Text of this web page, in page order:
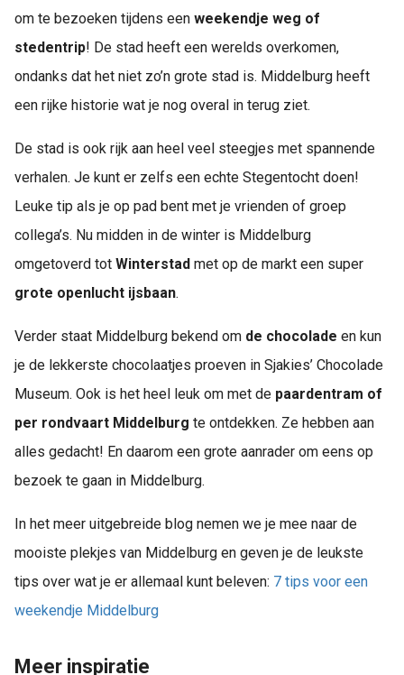
om te bezoeken tijdens een weekendje weg of
stedentrip! De stad heeft een werelds overkomen,
ondanks dat het niet zo’n grote stad is. Middelburg heeft
een rijke historie wat je nog overal in terug ziet.
De stad is ook rijk aan heel veel steegjes met spannende
verhalen. Je kunt er zelfs een echte Stegentocht doen!
Leuke tip als je op pad bent met je vrienden of groep
collega’s. Nu midden in de winter is Middelburg
omgetoverd tot Winterstad met op de markt een super
grote openlucht ijsbaan.
Verder staat Middelburg bekend om de chocolade en kun
je de lekkerste chocolaatjes proeven in Sjakies’ Chocolade
Museum. Ook is het heel leuk om met de paardentram of
per rondvaart Middelburg te ontdekken. Ze hebben aan
alles gedacht! En daarom een grote aanrader om eens op
bezoek te gaan in Middelburg.
In het meer uitgebreide blog nemen we je mee naar de
mooiste plekjes van Middelburg en geven je de leukste
tips over wat je er allemaal kunt beleven: 7 tips voor een
weekendje Middelburg
Meer inspiratie